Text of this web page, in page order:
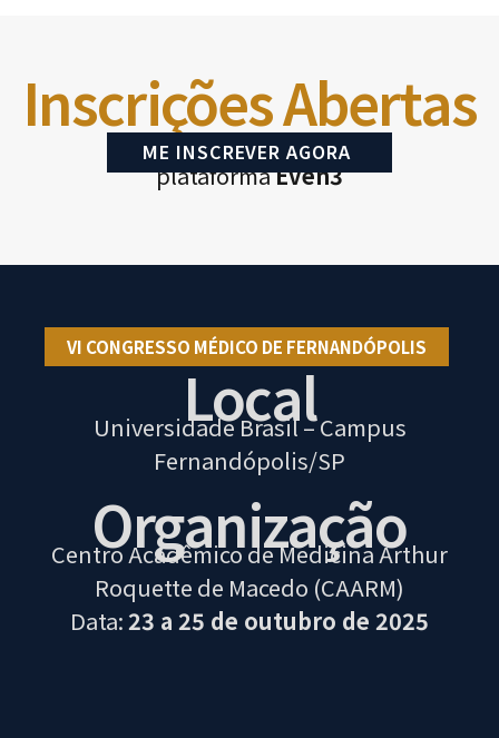
Inscrições Abertas
plataformaEven3
ME INSCREVER AGORA
VI CONGRESSO MÉDICO DE FERNANDÓPOLIS
Local
Universidade Brasil – Campus
Fernandópolis/SP
Organização
Centro Acadêmico de Medicina Arthur
Roquette de Macedo (CAARM)
Data:23 a 25 de outubro de 2025